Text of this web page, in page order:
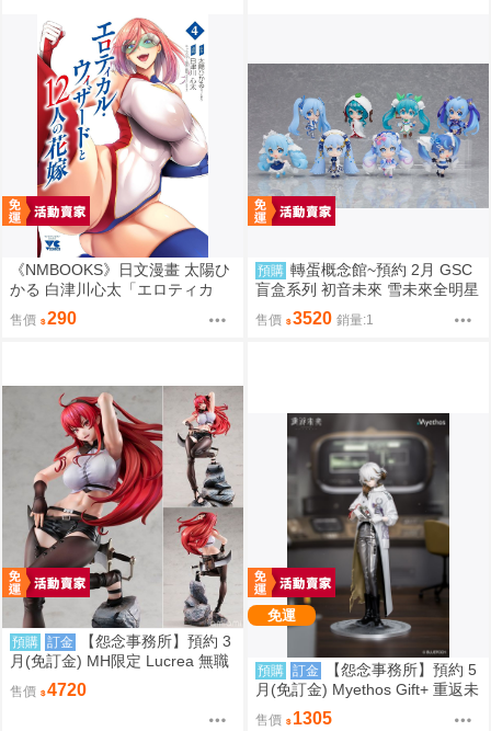
《NMBOOKS》日文漫畫 太陽ひ
かる 白津川心太「エロティカ
ル・ウィザードと12人の花嫁
(4)」
售價 290
預購 轉蛋概念館~預約 2月 GSC
盲盒系列 初音未來 雪未來全明星
模型收藏 Vol.2 8入 超商付款免訂
金
售價 3520 銷量:1
預購 訂金
【怨念事務所】預約 3
月(免訂金) MH限定 Lucrea 無職
轉生 艾莉絲 全高約27公分 0816
售價 4720
免運
預購 訂金
【怨念事務所】預約 5
月(免訂金) Myethos Gift+ 重返未
來 1999 兔毛手袋 1/8 1011
售價 1305